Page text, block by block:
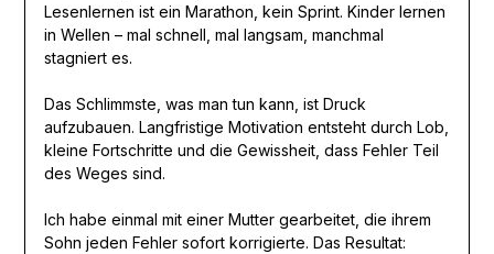
Lesenlernen ist ein Marathon, kein Sprint. Kinder lernen
in Wellen – mal schnell, mal langsam, manchmal
stagniert es.
Das Schlimmste, was man tun kann, ist Druck
aufzubauen. Langfristige Motivation entsteht durch Lob,
kleine Fortschritte und die Gewissheit, dass Fehler Teil
des Weges sind.
Ich habe einmal mit einer Mutter gearbeitet, die ihrem
Sohn jeden Fehler sofort korrigierte. Das Resultat: